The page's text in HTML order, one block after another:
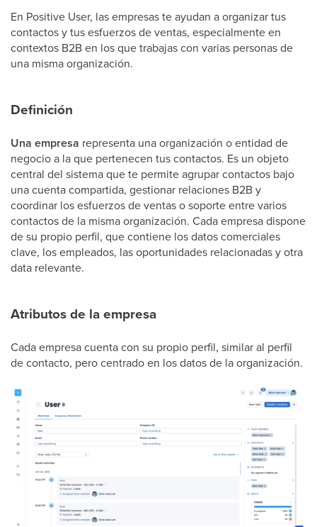
En Positive User, las empresas te ayudan a organizar tus
contactos y tus esfuerzos de ventas, especialmente en
contextos B2B en los que trabajas con varias personas de
una misma organización.
Definición
Una empresa representa una organización o entidad de
negocio a la que pertenecen tus contactos. Es un objeto
central del sistema que te permite agrupar contactos bajo
una cuenta compartida, gestionar relaciones B2B y
coordinar los esfuerzos de ventas o soporte entre varios
contactos de la misma organización. Cada empresa dispone
de su propio perfil, que contiene los datos comerciales
clave, los empleados, las oportunidades relacionadas y otra
data relevante.
Atributos de la empresa
Cada empresa cuenta con su propio perfil, similar al perfil
de contacto, pero centrado en los datos de la organización.